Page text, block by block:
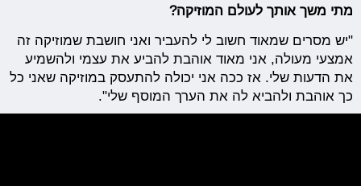
מתי משך אותך לעולם המוזיקה?
"יש מסרים שמאוד חשוב לי להעביר ואני חושבת שמוזיקה זה
אמצעי מעולה, אני מאוד אוהבת להביע את עצמי ולהשמיע
את הדעות שלי. אז ככה אני יכולה להתעסק במוזיקה שאני כל
כך אוהבת ולהביא לה את הערך המוסף שלי".